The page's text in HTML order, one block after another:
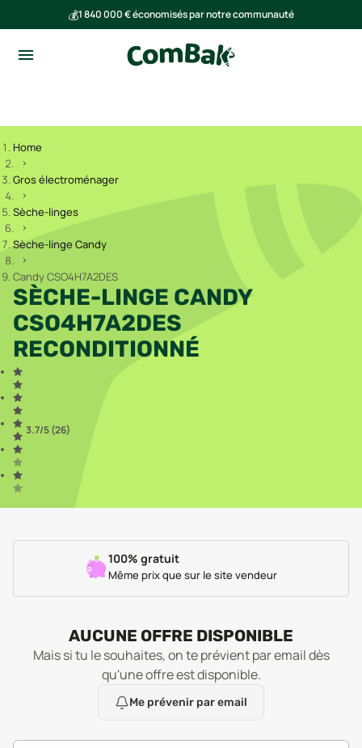
💰1 840 000 € économisés par notre communauté
Home
Gros électroménager
Sèche-linges
Sèche-linge Candy
Candy CSO4H7A2DES
SÈCHE-LINGE CANDY
CSO4H7A2DES
RECONDITIONNÉ
3.7/5 (26)
100% gratuit
Même prix que sur le site vendeur
AUCUNE OFFRE DISPONIBLE
Mais si tu le souhaites, on te prévient par email dès
qu'une offre est disponible.
Me prévenir par email